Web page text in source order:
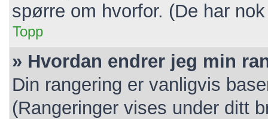
spørre om hvorfor. (De har
Topp
» Hvordan endrer jeg min
Din rangering er vanligvis
(Rangeringer vises under ditt